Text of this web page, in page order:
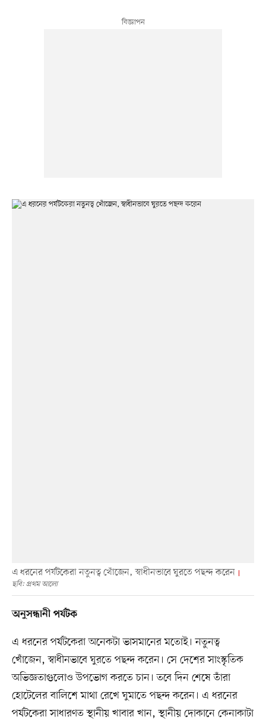
এ ধরনের পর্যটকেরা নতুনত্ব খোঁজেন, স্বাধীনভাবে ঘুরতে পছন্দ করেন
ছবি: প্রথম আলো
অনুসন্ধানী পর্যটক
এ ধরনের পর্যটকেরা অনেকটা ভাসমানের মতোই। নতুনত্ব
খোঁজেন, স্বাধীনভাবে ঘুরতে পছন্দ করেন। সে দেশের সাংস্কৃতিক
অভিজ্ঞতাগুলোও উপভোগ করতে চান। তবে দিন শেষে তাঁরা
হোটেলের বালিশে মাথা রেখে ঘুমাতে পছন্দ করেন। এ ধরনের
পর্যটকেরা সাধারণত স্থানীয় খাবার খান, স্থানীয় দোকানে কেনাকাটা